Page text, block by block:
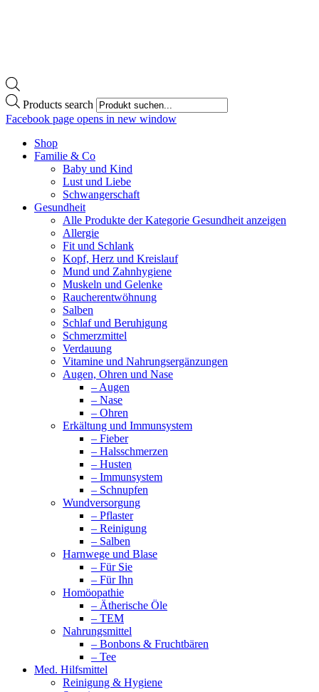
Products search
Facebook page opens in new window
Shop
Familie & Co
Baby und Kind
Lust und Liebe
Schwangerschaft
Gesundheit
Alle Produkte der Kategorie Gesundheit anzeigen
Allergie
Fit und Schlank
Kopf, Herz und Kreislauf
Mund und Zahnhygiene
Muskeln und Gelenke
Raucherentwöhnung
Salben
Schlaf und Beruhigung
Schmerzmittel
Verdauung
Vitamine und Nahrungsergänzungen
Augen, Ohren und Nase
– Augen
– Nase
– Ohren
Erkältung und Immunsystem
– Fieber
– Halsschmerzen
– Husten
– Immunsystem
– Schnupfen
Wundversorgung
– Pflaster
– Reinigung
– Salben
Harnwege und Blase
– Für Sie
– Für Ihn
Homöopathie
– Ätherische Öle
– TEM
Nahrungsmittel
– Bonbons & Fruchtbären
– Tee
Med. Hilfsmittel
Reinigung & Hygiene